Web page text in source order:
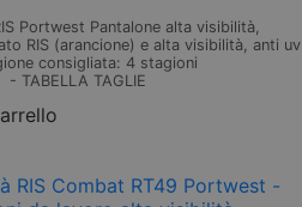
Portwest Pantalone alta visibilità,
RIS (arancione) e alta visibilità, anti uv
consigliata: 4 stagioni
TABELLA TAGLIE